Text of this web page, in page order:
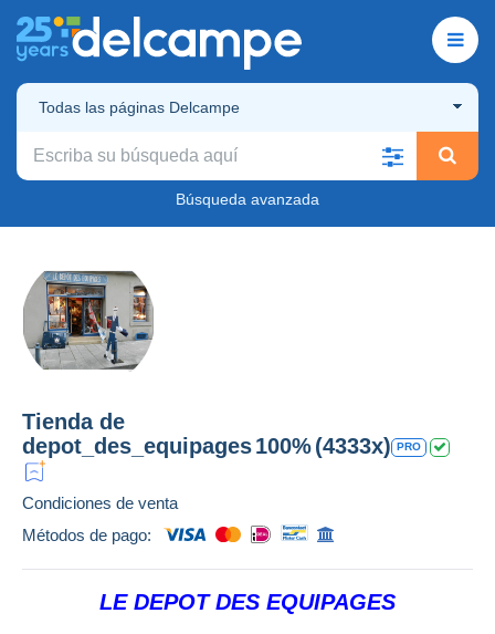
Todas las páginas Delcampe
Búsqueda avanzada
Tienda de
depot_des_equipages100%(4333x) PRO
Condiciones de venta
Métodos de pago:
LE DEPOT DES EQUIPAGES